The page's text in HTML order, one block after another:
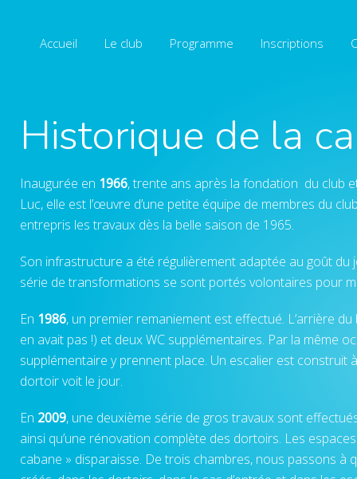
Accueil Le club Programme Inscriptions
Historique de la
Inaugurée en 1966, trente ans après la fondation du club
Luc, elle est l’œuvre d’une petite équipe de membres du
entrepris les travaux dès la belle saison de 1965.
Son infrastructure a été régulièrement adaptée au goût du
série de transformations se sont portés volontaires pour
En 1986, un premier remaniement est effectué. L’arrière
en avait pas !) et deux WC supplémentaires. Par la même
supplémentaire y prennent place. Un escalier est construit
dortoir voit le jour.
En 2009, une deuxième série de gros travaux sont
ainsi qu’une rénovation complète des dortoirs. Les
cabane » disparaisse. De trois chambres, nous passons